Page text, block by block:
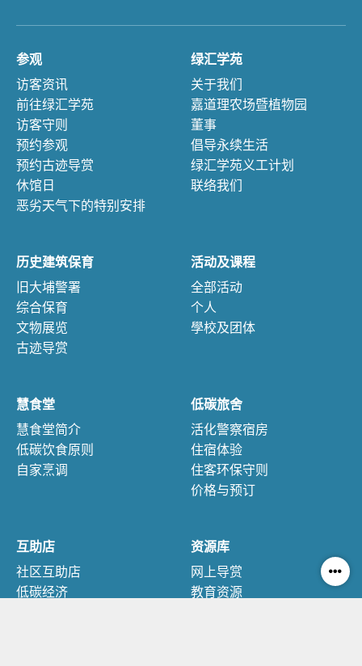
参观
访客资讯
前往绿汇学苑
访客守则
预约参观
预约古迹导赏
休馆日
恶劣天气下的特别安排
绿汇学苑
关于我们
嘉道理农场暨植物园
董事
倡导永续生活
绿汇学苑义工计划
联络我们
历史建筑保育
旧大埔警署
综合保育
文物展览
古迹导赏
活动及课程
全部活动
个人
學校及团体
慧食堂
慧食堂简介
低碳饮食原则
自家烹调
低碳旅舍
活化警察宿房
住宿体验
住客环保守则
价格与预订
互助店
社区互助店
低碳经济
资源库
网上导赏
教育资源